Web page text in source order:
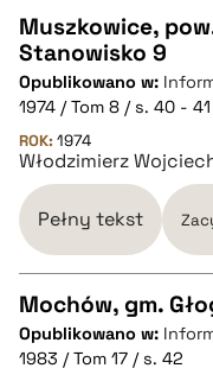
pobierz cytat
CZYSTY TEKST
pobierz cytat
BIBTEX
pobierz cytat
Muszkowice,
Stanowisko 9
Opublikowano w:
1974 / Tom 8 / s. 40 - 41
ROK: 1974
Włodzimierz
Pełny tekst
CZYSTY TEKST
Mochów, gm.
Opublikowano w:
1983 / Tom 17 / s. 42